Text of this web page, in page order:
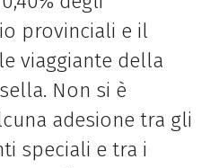
provinciali e il
viaggiante della
Non si è
adesione tra gli
speciali e tra i